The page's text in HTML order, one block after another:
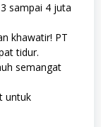
sampai 4 juta
khawatir! PT
tidur.
semangat
untuk